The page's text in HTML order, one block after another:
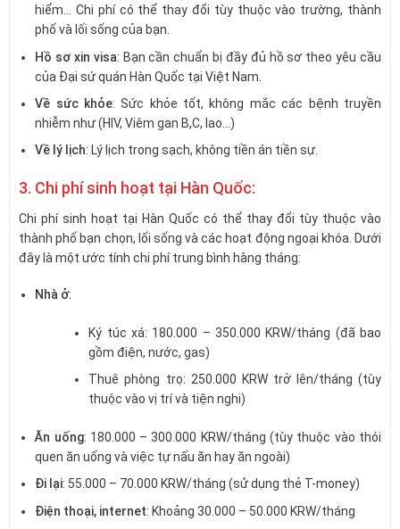
hiểm… Chi phí có thể thay đổi tùy thuộc vào trường, thành
phố và lối sống của bạn.
Hồ sơ xin visa: Bạn cần chuẩn bị đầy đủ hồ sơ theo yêu cầu
của Đại sứ quán Hàn Quốc tại Việt Nam.
Về sức khỏe: Sức khỏe tốt, không mắc các bệnh truyền
nhiễm như (HIV, Viêm gan B,C, lao…)
Về lý lịch: Lý lịch trong sạch, không tiền án tiền sự.
3. Chi phí sinh hoạt tại Hàn Quốc:
Chi phí sinh hoạt tại Hàn Quốc có thể thay đổi tùy thuộc vào
thành phố bạn chọn, lối sống và các hoạt động ngoại khóa. Dưới
đây là một ước tính chi phí trung bình hàng tháng:
Nhà ở:
Ký túc xá: 180.000 – 350.000 KRW/tháng (đã bao
gồm điện, nước, gas)
Thuê phòng trọ: 250.000 KRW trở lên/tháng (tùy
thuộc vào vị trí và tiện nghi)
Ăn uống: 180.000 – 300.000 KRW/tháng (tùy thuộc vào thói
quen ăn uống và việc tự nấu ăn hay ăn ngoài)
Đi lại: 55.000 – 70.000 KRW/tháng (sử dụng thẻ T-money)
Điện thoại, internet: Khoảng 30.000 – 50.000 KRW/tháng